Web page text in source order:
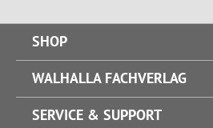
SHOP
WALHALLA FACHVERLAG
SERVICE & SUPPORT